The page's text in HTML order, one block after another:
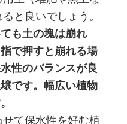
と良いでしょう。
も土の塊は崩れ
で押すと崩れる場
性のバランスが良
です。幅広い植物
せて保水性を好む植